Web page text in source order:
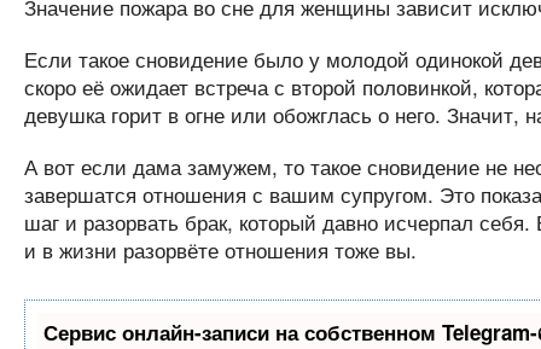
Значение пожара во сне для женщины зависит
Если такое сновидение было у молодой одинокой
скоро её ожидает встреча с второй половинкой,
девушка горит в огне или обожглась о него. Значит,
А вот если дама замужем, то такое сновидение не
завершатся отношения с вашим супругом. Это
шаг и разорвать брак, который давно исчерпал
и в жизни разорвёте отношения тоже вы.
Сервис онлайн-записи на собственном